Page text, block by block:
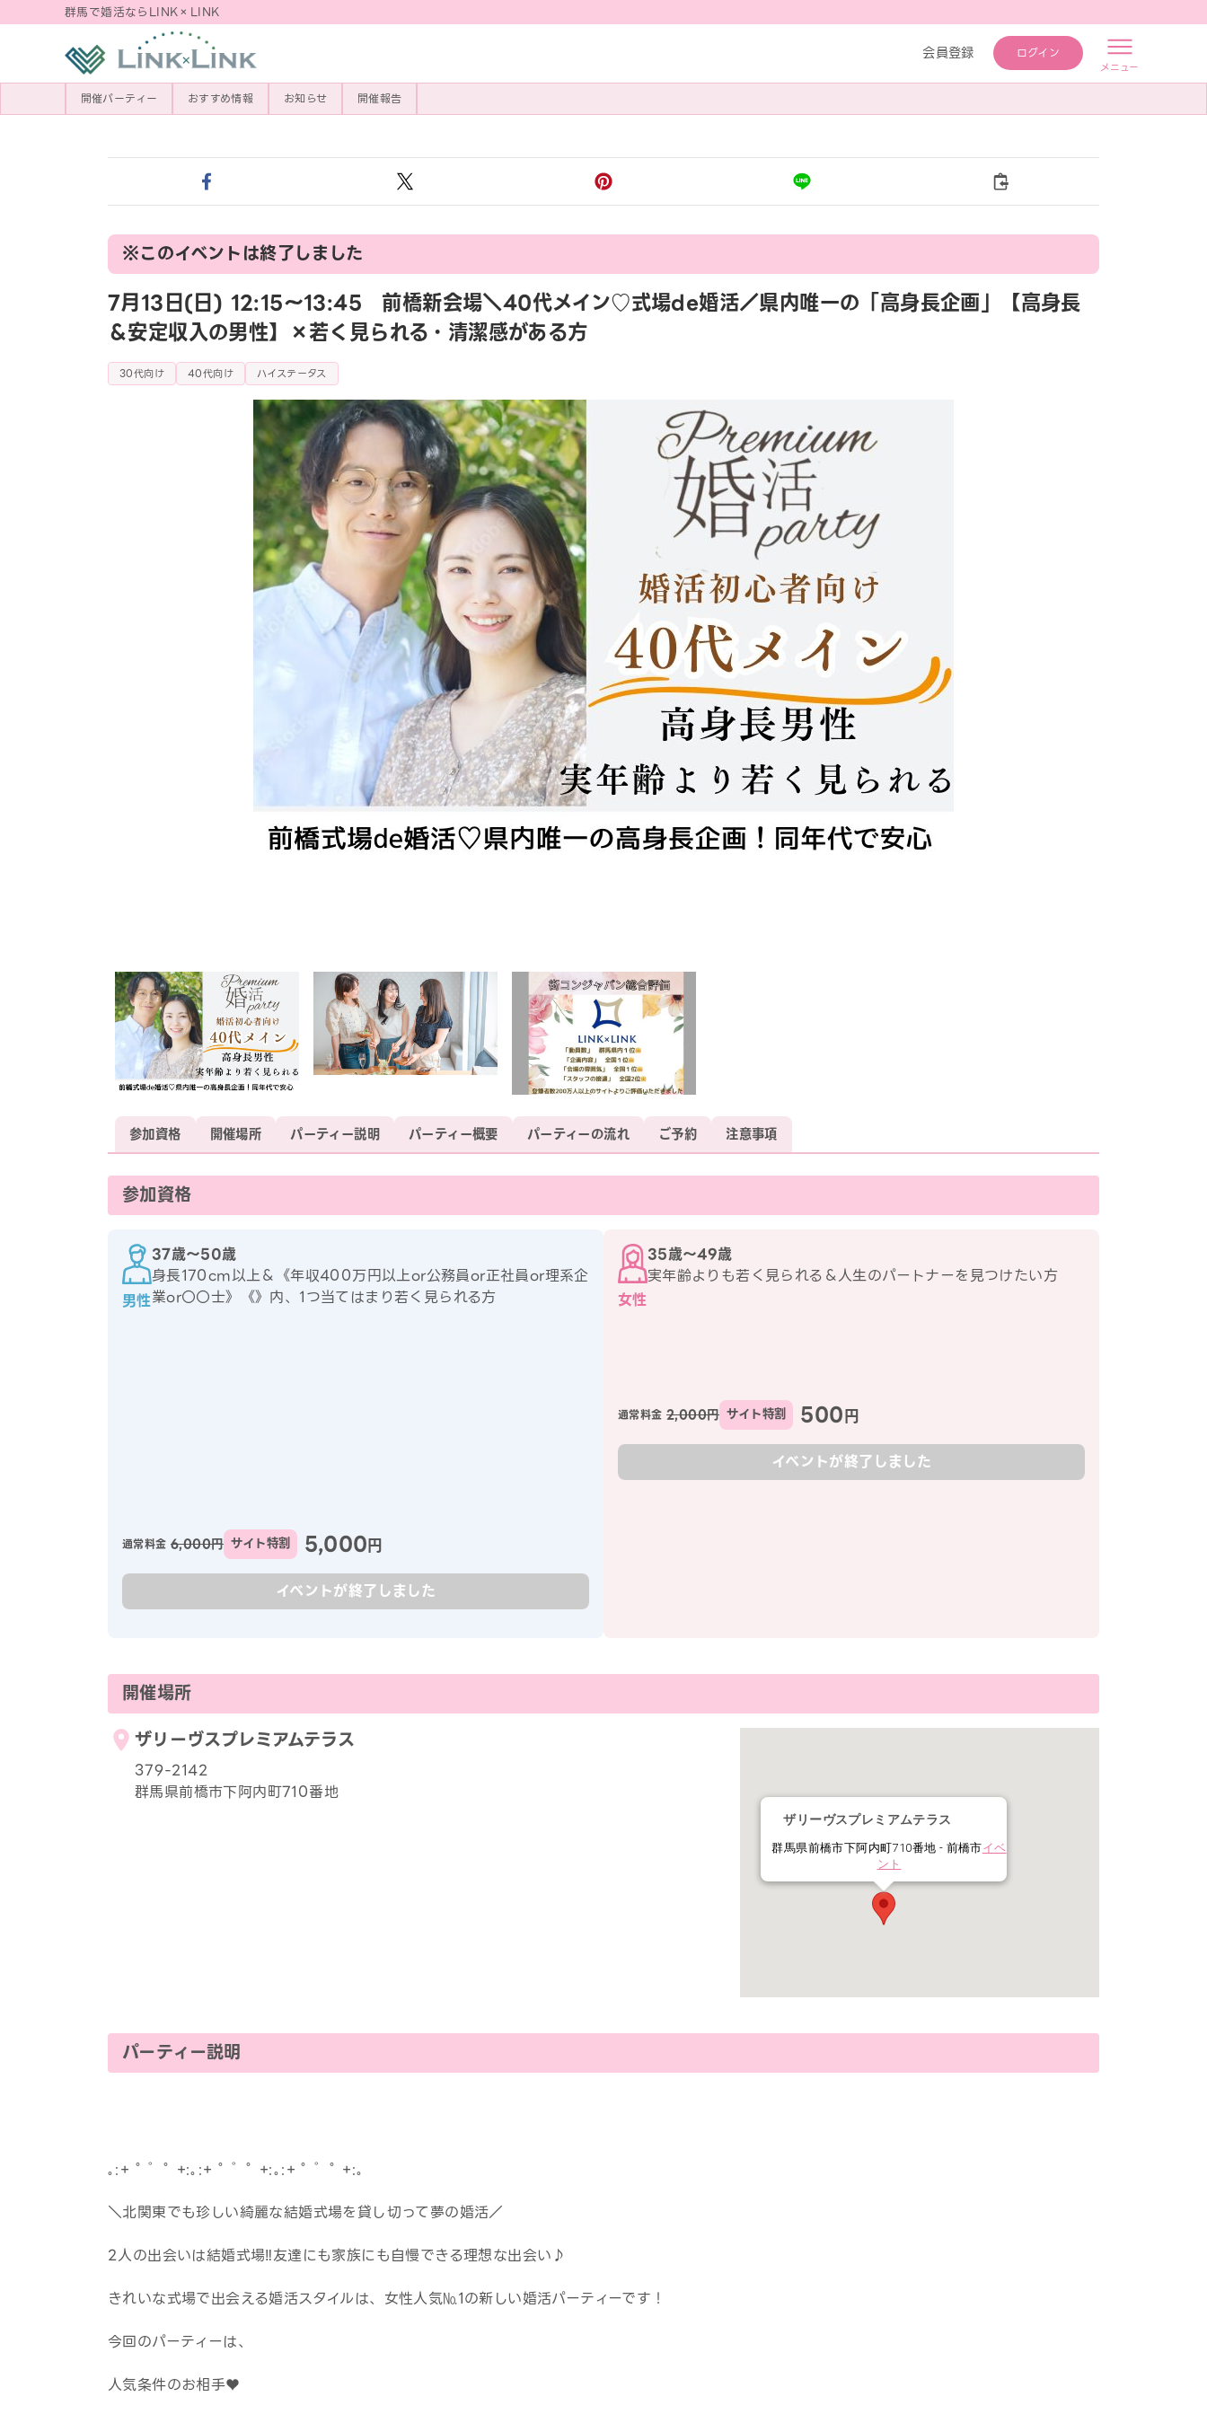
群馬で婚活ならLINK×LINK
メニュー
会員登録 ログイン
開催パーティー おすすめ情報 お知らせ 開催報告
※このイベントは終了しました
7月13日(日) 12:15〜13:45 前橋新会場＼40代メイン♡式場de婚活／県内唯一の「高身長企画」【高身長
＆安定収入の男性】×若く見られる・清潔感がある方
30代向け 40代向け ハイステータス
参加資格 開催場所 パーティー説明 パーティー概要 パーティーの流れ ご予約 注意事項
参加資格
男性
37歳〜50歳
身長170cm以上＆《年収400万円以上or公務員or正社員or理系企
業or〇〇士》《》内、1つ当てはまり若く見られる方
通常料金 6,000円 サイト特割 5,000円
イベントが終了しました
女性
35歳〜49歳
実年齢よりも若く見られる＆人生のパートナーを見つけたい方
通常料金 2,000円 サイト特割 500円
イベントが終了しました
開催場所
ザリーヴスプレミアムテラス
379-2142
群馬県前橋市下阿内町710番地
ザリーヴスプレミアムテラス
群馬県前橋市下阿内町710番地 - 前橋市イベ
ント
パーティー説明
｡:+ ﾟ ゜ﾟ +:｡:+ ﾟ ゜ﾟ +:｡:+ ﾟ ゜ﾟ +:｡
＼北関東でも珍しい綺麗な結婚式場を貸し切って夢の婚活／
2人の出会いは結婚式場‼友達にも家族にも自慢できる理想な出会い♪
きれいな式場で出会える婚活スタイルは、女性人気№1の新しい婚活パーティーです！
今回のパーティーは、
人気条件のお相手♥